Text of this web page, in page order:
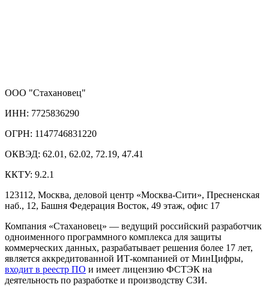
ООО "Стахановец"
ИНН: 7725836290
ОГРН: 1147746831220
ОКВЭД: 62.01, 62.02, 72.19, 47.41
ККТУ: 9.2.1
123112, Москва, деловой центр «Москва-Сити», Пресненская
наб., 12, Башня Федерация Восток, 49 этаж, офис 17
Компания «Стахановец» — ведущий российский разработчик
одноименного программного комплекса для защиты
коммерческих данных, разрабатывает решения более 17 лет,
является аккредитованной ИТ-компанией от МинЦифры,
входит в реестр ПО и имеет лицензию ФСТЭК на
деятельность по разработке и производству СЗИ.